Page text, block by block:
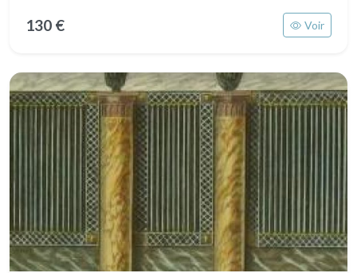
130 € Voir